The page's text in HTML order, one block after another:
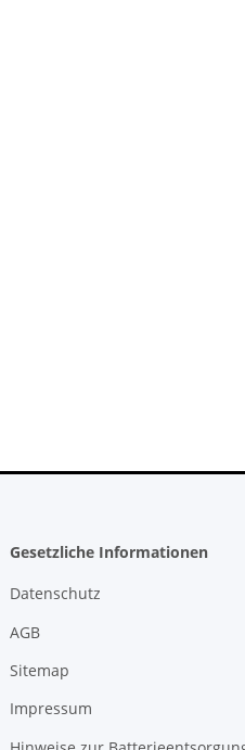
Gesetzliche Informationen
Datenschutz
AGB
Sitemap
Impressum